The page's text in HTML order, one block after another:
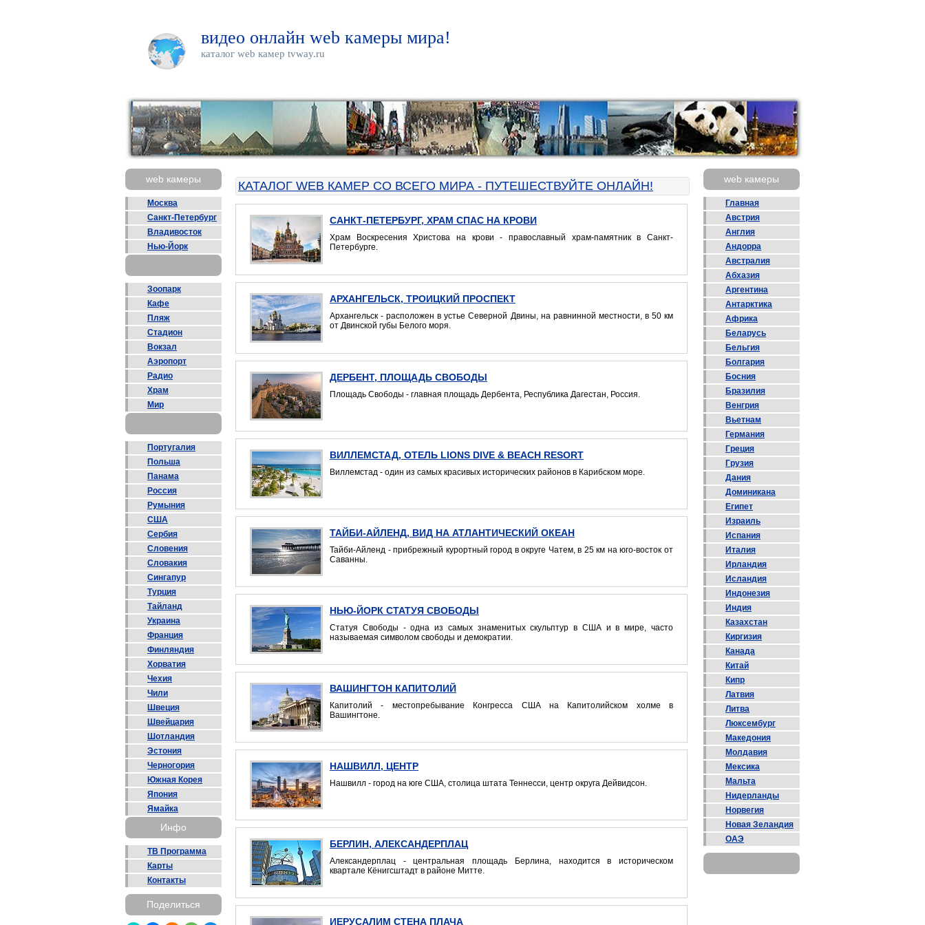
видео онлайн web камеры мира!
каталог web камер tvway.ru
web камеры
Москва
Санкт-Петербург
Владивосток
Нью-Йорк
Зоопарк
Кафе
Пляж
Стадион
Вокзал
Аэропорт
Радио
Храм
Мир
Португалия
Польша
Панама
Россия
Румыния
США
Сербия
Словения
Словакия
Сингапур
Турция
Тайланд
Украина
Франция
Финляндия
Хорватия
Чехия
Чили
Швеция
Швейцария
Шотландия
Эстония
Черногория
Южная Корея
Япония
Ямайка
Инфо
ТВ Программа
Карты
Контакты
Поделиться
web камеры
Главная
Австрия
Англия
Андорра
Австралия
Абхазия
Аргентина
Антарктика
Африка
Беларусь
Бельгия
Болгария
Босния
Бразилия
Венгрия
Вьетнам
Германия
Греция
Грузия
Дания
Доминикана
Египет
Израиль
Испания
Италия
Ирландия
Исландия
Индонезия
Индия
Казахстан
Киргизия
Канада
Китай
Кипр
Латвия
Литва
Люксембург
Македония
Молдавия
Мексика
Мальта
Нидерланды
Норвегия
Новая Зеландия
ОАЭ
КАТАЛОГ WEB КАМЕР СО ВСЕГО МИРА - ПУТЕШЕСТВУЙТЕ ОНЛАЙН!
САНКТ-ПЕТЕРБУРГ, ХРАМ СПАС НА КРОВИ
Храм Воскресения Христова на крови - православный храм-памятник в Санкт-
Петербурге.
АРХАНГЕЛЬСК, ТРОИЦКИЙ ПРОСПЕКТ
Архангельск - расположен в устье Северной Двины, на равнинной местности, в 50 км
от Двинской губы Белого моря.
ДЕРБЕНТ, ПЛОЩАДЬ СВОБОДЫ
Площадь Свободы - главная площадь Дербента, Республика Дагестан, Россия.
ВИЛЛЕМСТАД, ОТЕЛЬ LIONS DIVE & BEACH RESORT
Виллемстад - один из самых красивых исторических районов в Карибском море.
TAЙБИ-АЙЛЕНД, ВИД НА АТЛАНТИЧЕСКИЙ ОКЕАН
Taйби-Айленд - прибрежный курортный город в округе Чатем, в 25 км на юго-восток от
Саванны.
НЬЮ-ЙОРК СТАТУЯ СВОБОДЫ
Статуя Свободы - одна из самых знаменитых скульптур в США и в мире, часто
называемая символом свободы и демократии.
ВАШИНГТОН КАПИТОЛИЙ
Капитолий - местопребывание Конгресса США на Капитолийском холме в
Вашингтоне.
НАШВИЛЛ, ЦЕНТР
Нашвилл - город на юге США, столица штата Теннесси, центр округа Дейвидсон.
БЕРЛИН, АЛЕКСАНДЕРПЛАЦ
Александерплац - центральная площадь Берлина, находится в историческом
квартале Кёнигсштадт в районе Митте.
ИЕРУСАЛИМ СТЕНА ПЛАЧА